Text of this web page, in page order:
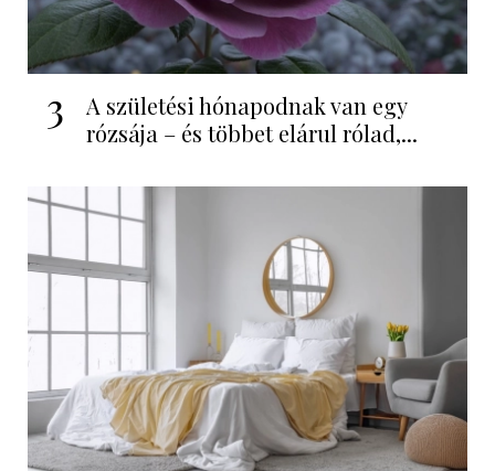
3
A születési hónapodnak van egy
rózsája – és többet elárul rólad,...